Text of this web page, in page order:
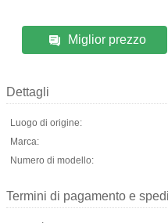
Miglior prezzo
Dettagli
Luogo di origine:
Marca:
Numero di modello:
Termini di pagamento e